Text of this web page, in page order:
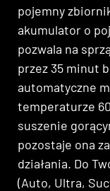
pojemny
akumulator o
pozwala na
przez 35 minut
automatyczne
temperaturze
suszenie
pozostaje ona
działania. Do
(Auto, Ultra,